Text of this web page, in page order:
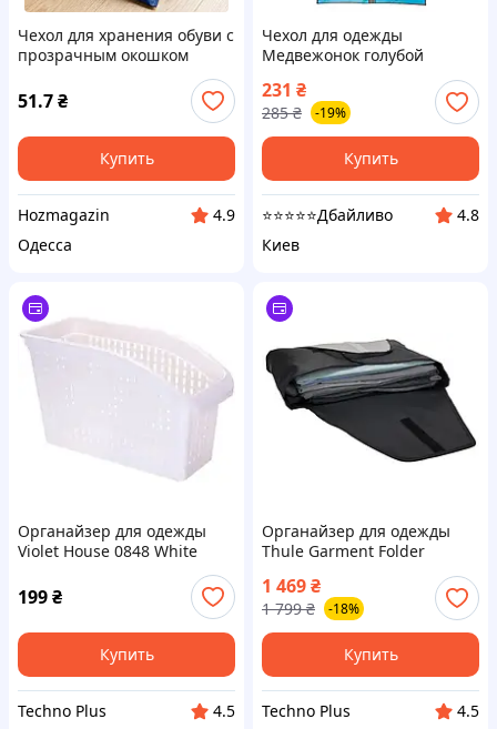
Чехол для хранения обуви с
прозрачным окошком
51.7₴
Купить
Hozmagazin
4.9
Одесса
Чехол для одежды
Медвежонок голубой
(939329)
231 ₴
285 ₴ -19%
Купить
⭐⭐⭐⭐⭐Дбайливо
4.8
Киев
Органайзер для одежды
Violet House 0848 White
199₴
Купить
Techno Plus
4.5
Органайзер для одежды
Thule Garment Folder
1 469₴
1 799 ₴ -18%
Купить
Techno Plus
4.5